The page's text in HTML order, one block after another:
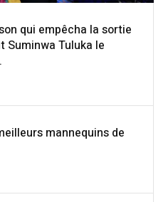
qui empêcha la sortie
Suminwa Tuluka le
mannequins de